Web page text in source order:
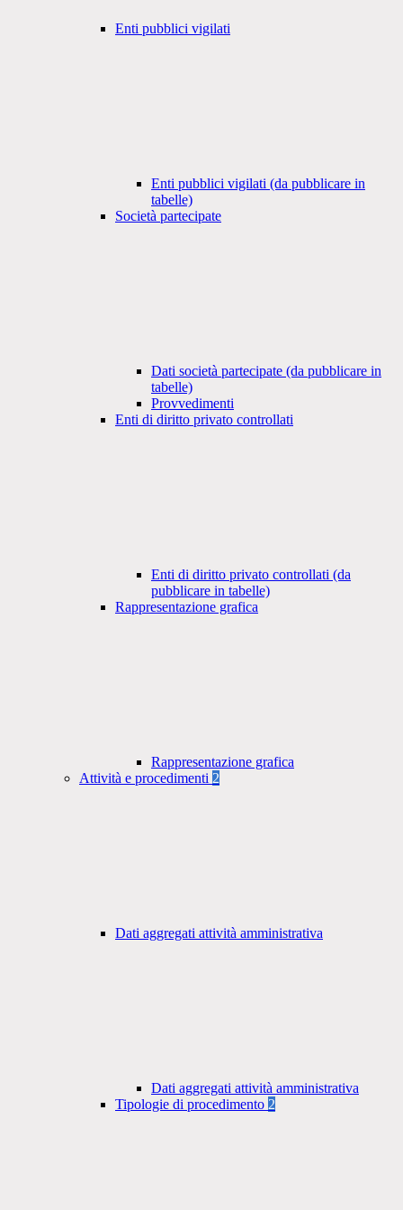
Enti pubblici vigilati
Enti pubblici vigilati (da pubblicare in
tabelle)
Società partecipate
Dati società partecipate (da pubblicare in
tabelle)
Provvedimenti
Enti di diritto privato controllati
Enti di diritto privato controllati (da
pubblicare in tabelle)
Rappresentazione grafica
Rappresentazione grafica
Attività e procedimenti 2
Dati aggregati attività amministrativa
Dati aggregati attività amministrativa
Tipologie di procedimento 2